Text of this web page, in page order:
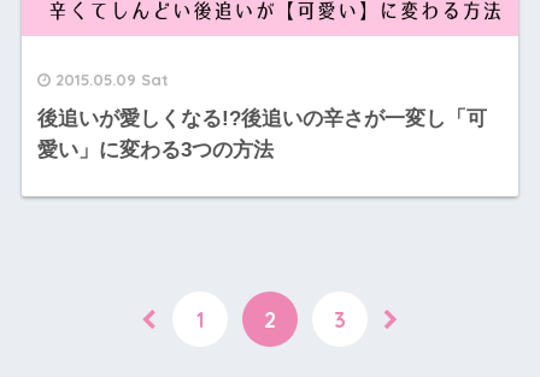
2015.05.09 Sat
後追いが愛しくなる!?後追いの辛さが一変し「可
愛い」に変わる3つの方法
1 2 3